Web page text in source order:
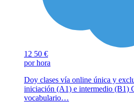
12 50 €
por hora
Doy clases vía online única y
iniciación (A1) e intermedio (B1)
vocabulario…